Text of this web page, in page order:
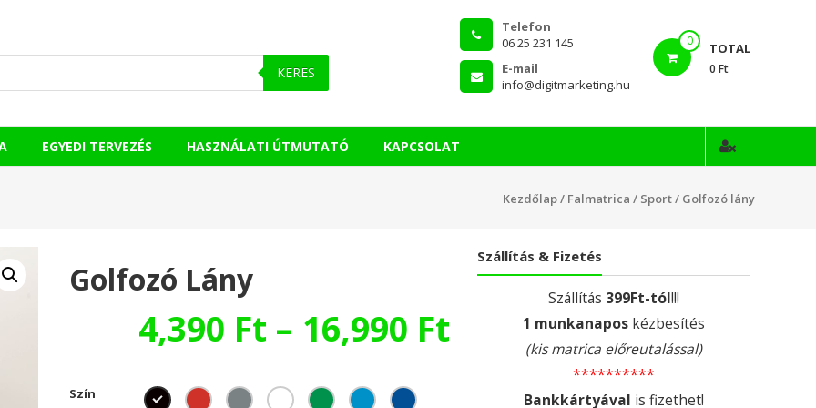
KERES
0 TOTAL
0 Ft
Telefon
06 25 231 145
E-mail
info@digitmarketing.hu
EGYEDI TERVEZÉS HASZNÁLATI ÚTMUTATÓ KAPCSOLAT
Kezdőlap/ Falmatrica / Sport/ Golfozó lány
Golfozó Lány
4,390 Ft – 16,990 Ft
Szín
Szállítás & Fizetés
Szállítás 399Ft-tól!!!
1 munkanapos kézbesítés
(kis matrica előreutalással)
**********
Bankkártyával is fizethet!